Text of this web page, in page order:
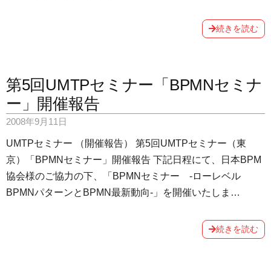
続きを読む
第5回UMTPセミナー「BPMNセミナ
ー」開催報告
2008年9月11日
UMTPセミナー （開催報告） 第5回UMTPセミナー（東
京）「BPMNセミナー」開催報告 下記日程にて、日本BPM
協会様のご協力の下、「BPMNセミナー -ローレベル
BPMNパターンとBPMN最新動向-」を開催いたしま…
続きを読む